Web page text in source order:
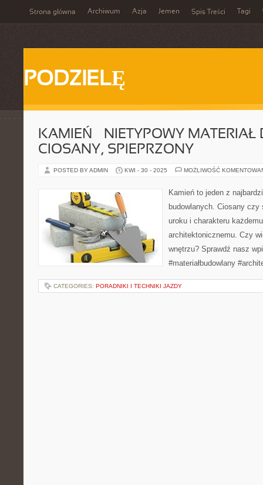
Strona główna Archiwum Azja Jemen Spis Treści Tagi
PODZIELĘ
KAMIEŃ – NIETYPOWY MATERIAŁ
CIOSANY, SPIEPRZONY
POSTED BY ADMIN KWI - 30 - 2025 MOŻLIWOŚĆ
Kamień to jeden z
budowlanych. Ciosany
uroku i charakteru
architektonicznemu. Czy
wnętrzu? Sprawdź nasz
#materiałbudowlany
CATEGORIES: PORADNIKI I TECHNIKI JAZDY